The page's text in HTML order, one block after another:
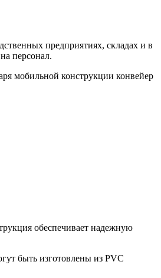
предприятиях, складах и в
персонал.
мобильной конструкции конвейер
обеспечивает надежную
быть изготовлены из PVC